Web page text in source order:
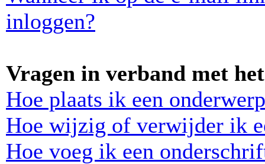
inloggen?
Vragen in verband met
Hoe plaats ik een
Hoe wijzig of verwijder ik
Hoe voeg ik een